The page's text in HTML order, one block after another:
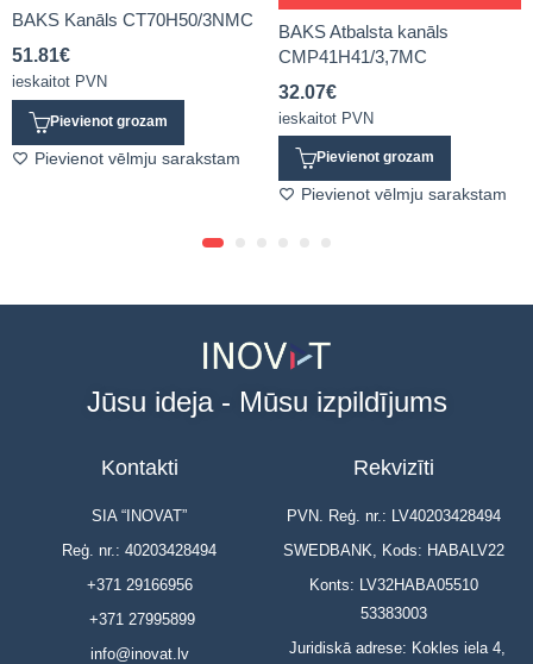
BAKS Kanāls CT70H50/3NMC
51.81€
ieskaitot PVN
Pievienot grozam
Pievienot vēlmju sarakstam
BAKS Atbalsta kanāls
CMP41H41/3,7MC
32.07€
ieskaitot PVN
Pievienot grozam
Pievienot vēlmju sarakstam
Jūsu ideja - Mūsu izpildījums
Kontakti
SIA “INOVAT”
Reģ. nr.: 40203428494
+371 29166956
+371 27995899
info@inovat.lv
Rekvizīti
PVN. Reģ. nr.: LV40203428494
SWEDBANK, Kods: HABALV22
Konts: LV32HABA05510
53383003
Juridiskā adrese: Kokles iela 4,